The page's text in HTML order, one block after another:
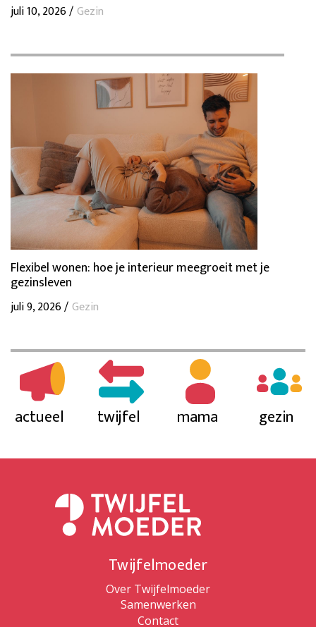
juli 10, 2026 /Gezin
Flexibel wonen: hoe je interieur meegroeit met je
gezinsleven
juli 9, 2026 /Gezin
actueel twijfel mama gezin
Twijfelmoeder
Over Twijfelmoeder
Samenwerken
Contact